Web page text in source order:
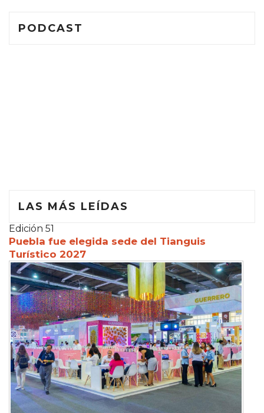
PODCAST
LAS MÁS LEÍDAS
Edición 51
Puebla fue elegida sede del Tianguis
Turístico 2027